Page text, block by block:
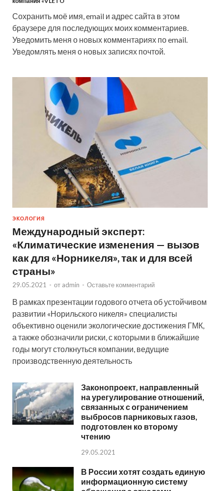
Сохранить моё имя, email и адрес сайта в этом
браузере для последующих моих комментариев.
Уведомить меня о новых комментариях по email.
Уведомлять меня о новых записях почтой.
ЭКОЛОГИЯ
Международный эксперт:
«Климатические изменения — вызов
как для «Норникеля», так и для всей
страны»
29.05.2021 - от admin - Оставьте комментарий
В рамках презентации годового отчета об устойчивом
развитии «Норильского никеля» специалисты
объективно оценили экологические достижения ГМК,
а также обозначили риски, с которыми в ближайшие
годы могут столкнуться компании, ведущие
производственную деятельность
Законопроект, направленный
на урегулирование отношений,
связанных с ограничением
выбросов парниковых газов,
подготовлен ко второму
чтению
29.05.2021
В России хотят создать единую
информационную систему